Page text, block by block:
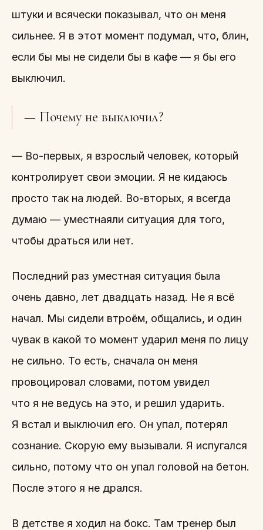
штуки и всячески показывал, что он меня
сильнее. Я в этот момент подумал, что, блин,
если бы мы не сидели бы в кафе — я бы его
выключил.
— Почему не выключил?
— Во-первых, я взрослый человек, который
контролирует свои эмоции. Я не кидаюсь
просто так на людей. Во-вторых, я всегда
думаю — уместнаяли ситуация для того,
чтобы драться или нет.
Последний раз уместная ситуация была
очень давно, лет двадцать назад. Не я всё
начал. Мы сидели втроём, общались, и один
чувак в какой то момент ударил меня по лицу
не сильно. То есть, сначала он меня
провоцировал словами, потом увидел
что я не ведусь на это, и решил ударить.
Я встал и выключил его. Он упал, потерял
сознание. Скорую ему вызывали. Я испугался
сильно, потому что он упал головой на бетон.
После этого я не дрался.
В детстве я ходил на бокс. Там тренер был